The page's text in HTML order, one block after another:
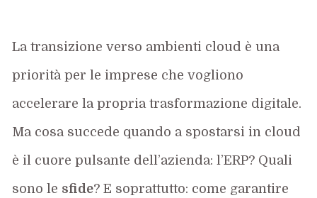
La transizione verso ambienti cloud è una
priorità per le imprese che vogliono
accelerare la propria trasformazione digitale.
Ma cosa succede quando a spostarsi in cloud
è il cuore pulsante dell’azienda: l’ERP? Quali
sono le sfide? E soprattutto: come garantire